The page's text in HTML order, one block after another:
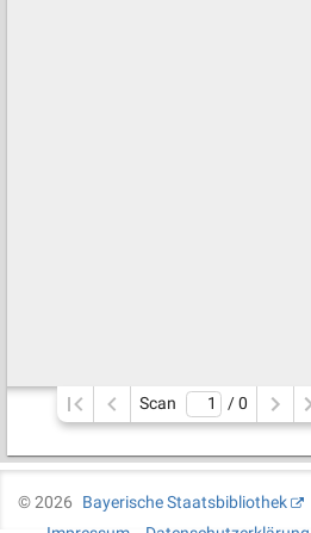
Scan / 0
©2026
Bayerische Staatsbibliothek